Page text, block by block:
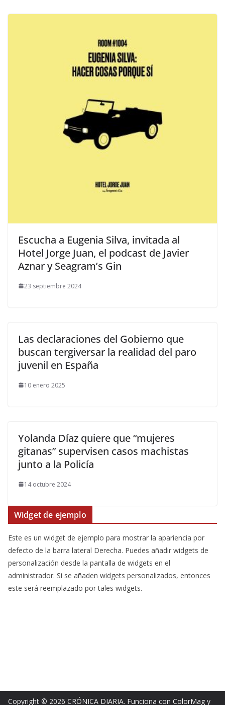
​Escucha a Eugenia Silva, invitada al
Hotel Jorge Juan, el podcast de Javier
Aznar y Seagram’s Gin
23 septiembre 2024
Las declaraciones del Gobierno que
buscan tergiversar la realidad del paro
juvenil en España
10 enero 2025
Yolanda Díaz quiere que “mujeres
gitanas” supervisen casos machistas
junto a la Policía
14 octubre 2024
Widget de ejemplo
Este es un widget de ejemplo para mostrar la apariencia por
defecto de la barra lateral Derecha. Puedes añadir widgets de
personalización desde la pantalla de widgets en el
administrador. Si se añaden widgets personalizados, entonces
este será reemplazado por tales widgets.
Copyright © 2026 CRÓNICA DIARIA. Funciona con ColorMag y